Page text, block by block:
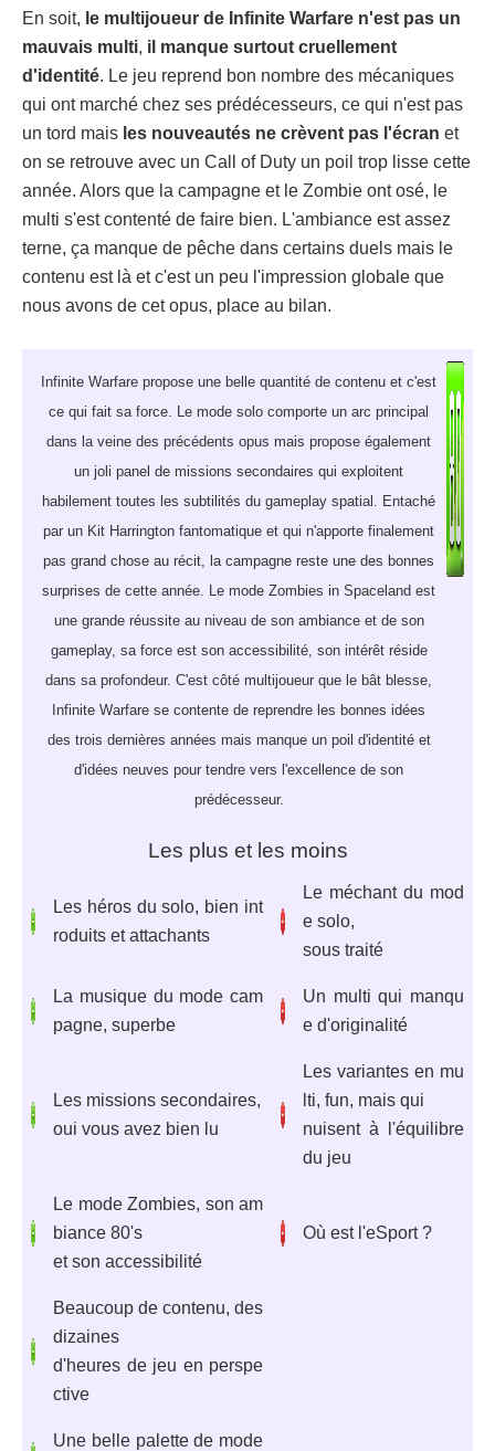
En soit, le multijoueur de Infinite Warfare n'est pas un
mauvais multi, il manque surtout cruellement
d'identité. Le jeu reprend bon nombre des mécaniques
qui ont marché chez ses prédécesseurs, ce qui n'est pas
un tord mais les nouveautés ne crèvent pas l'écran et
on se retrouve avec un Call of Duty un poil trop lisse cette
année. Alors que la campagne et le Zombie ont osé, le
multi s'est contenté de faire bien. L'ambiance est assez
terne, ça manque de pêche dans certains duels mais le
contenu est là et c'est un peu l'impression globale que
nous avons de cet opus, place au bilan.
Infinite Warfare propose une belle quantité de contenu et c'est
ce qui fait sa force. Le mode solo comporte un arc principal
dans la veine des précédents opus mais propose également
un joli panel de missions secondaires qui exploitent
habilement toutes les subtilités du gameplay spatial. Entaché
par un Kit Harrington fantomatique et qui n'apporte finalement
pas grand chose au récit, la campagne reste une des bonnes
surprises de cette année. Le mode Zombies in Spaceland est
une grande réussite au niveau de son ambiance et de son
gameplay, sa force est son accessibilité, son intérêt réside
dans sa profondeur. C'est côté multijoueur que le bât blesse,
Infinite Warfare se contente de reprendre les bonnes idées
des trois dernières années mais manque un poil d'identité et
d'idées neuves pour tendre vers l'excellence de son
prédécesseur.
Les plus et les moins
Les héros du solo, bien int
roduits et attachants
Le méchant du mod
e solo,
sous traité
La musique du mode cam
pagne, superbe
Un multi qui manqu
e d'originalité
Les missions secondaires,
oui vous avez bien lu
Les variantes en mu
lti, fun, mais qui
nuisent à l'équilibre
du jeu
Le mode Zombies, son am
biance 80's
et son accessibilité
Où est l'eSport ?
Beaucoup de contenu, des
dizaines
d'heures de jeu en perspe
ctive
Une belle palette de mode